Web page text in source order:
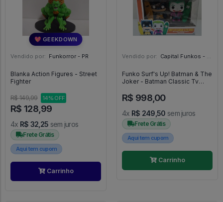
💖 GEEKDOWN
Vendido por: Funkorror - PR
Blanka Action Figures - Street
Fighter
R$ 149,99 14% OFF
R$ 128,99
4x R$ 32,25 sem juros
Frete Grátis
Aqui tem cupom
Carrinho
Vendido por: Capital Funkos - DF
Funko Surf's Up! Batman & The
Joker - Batman Classic Tv
R$ 998,00
4x R$ 249,50 sem juros
Frete Grátis
Aqui tem cupom
Carrinho